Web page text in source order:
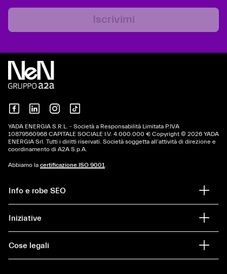
Iscrivimi
YADA ENERGIA S.R.L. - Società a Responsabilità Limitata P.IVA
10879560968 CAPITALE SOCIALE I.V. 4.000.000 € Copyright © 2026 YADA
ENERGIA Srl. Tutti i diritti riservati. Società soggetta all’attività di direzione e
coordinamento di A2A S.p.A.
Abbiamo la certificazione ISO 9001
Info e robe SEO
Iniziative
Cose legali